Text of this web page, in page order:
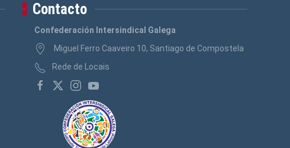
Contacto
Confederación Intersindical Galega
Miguel Ferro Caaveiro 10, Santiago de Compostela
Rede de Locais